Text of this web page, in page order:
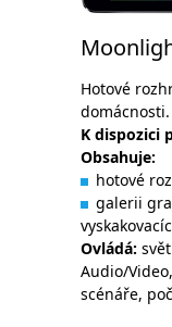
Hotové
domácnosti.
K dispozici
Obsahuje:
hotové
galerii
Ovládá:
Audio/
scénáře,